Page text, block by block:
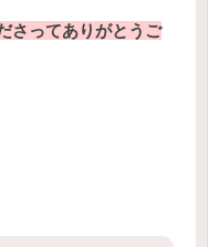
さってありがとうご